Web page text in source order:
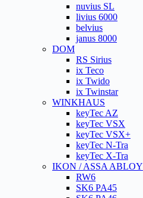
nuvius SL
livius 6000
belvius
janus 8000
DOM
RS Sirius
ix Teco
ix Twido
ix Twinstar
WINKHAUS
keyTec AZ
keyTec VSX
keyTec VSX+
keyTec N-Tra
keyTec X-Tra
IKON / ASSA ABLOY
RW6
SK6 PA45